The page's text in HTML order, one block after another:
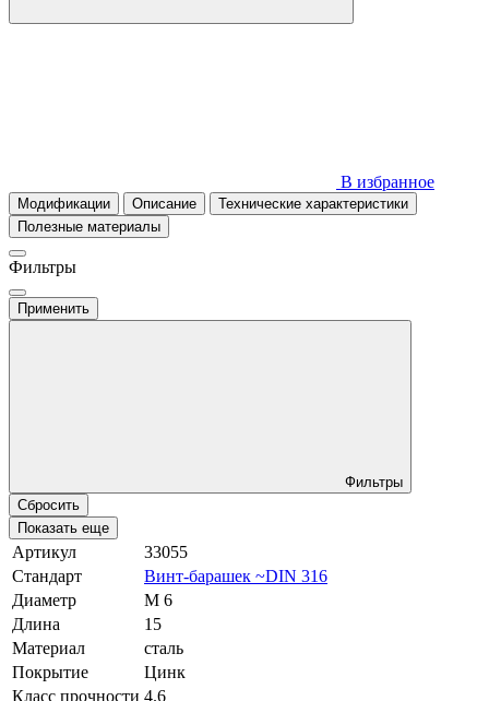
В избранное
Модификации Описание
Технические характеристики
Полезные материалы
Фильтры
Применить
Фильтры
Сбросить
Показать еще
Артикул
33055
Стандарт
Винт-барашек ~DIN 316
Диаметр
М 6
Длина
15
Материал
сталь
Покрытие
Цинк
Класс прочности 4.6